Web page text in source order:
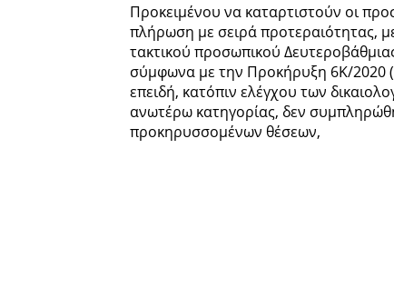
Προκειμένου να καταρτιστούν οι
πλήρωση με σειρά προτεραιότητας,
τακτικού προσωπικού
σύμφωνα με την Προκήρυξη 6Κ/2020
επειδή, κατόπιν ελέγχου των
ανωτέρω κατηγορίας, δεν
προκηρυσσομένων θέσεων,